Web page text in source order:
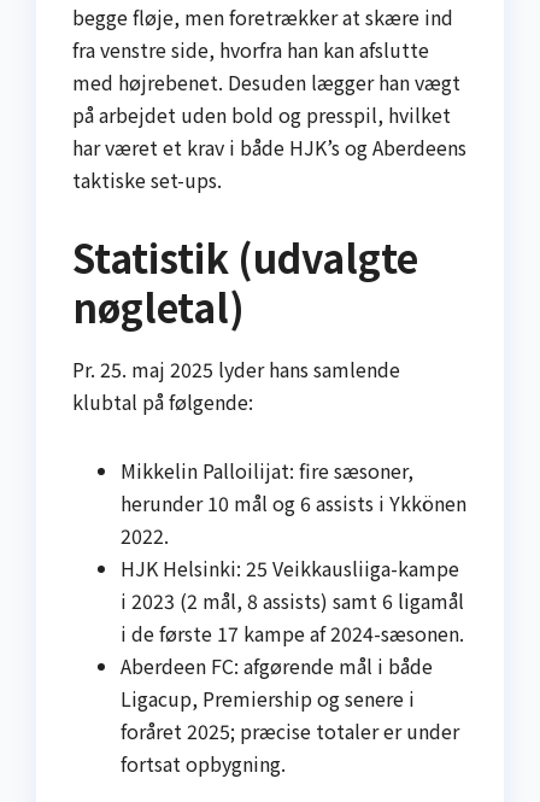
begge fløje, men foretrækker at skære ind
fra venstre side, hvorfra han kan afslutte
med højrebenet. Desuden lægger han vægt
på arbejdet uden bold og pres­spil, hvilket
har været et krav i både HJK’s og Aberdeens
taktiske set-ups.
Statistik (udvalgte
nøgletal)
Pr. 25. maj 2025 lyder hans samlende
klubtal på følgende:
Mikkelin Palloilijat: fire sæsoner,
herunder 10 mål og 6 assists i Ykkönen
2022.
HJK Helsinki: 25 Veikkausliiga-kampe
i 2023 (2 mål, 8 assists) samt 6 ligamål
i de første 17 kampe af 2024-sæsonen.
Aberdeen FC: afgørende mål i både
Liga­cup, Premiership og senere i
foråret 2025; præcise totaler er under
fortsat opbygning.